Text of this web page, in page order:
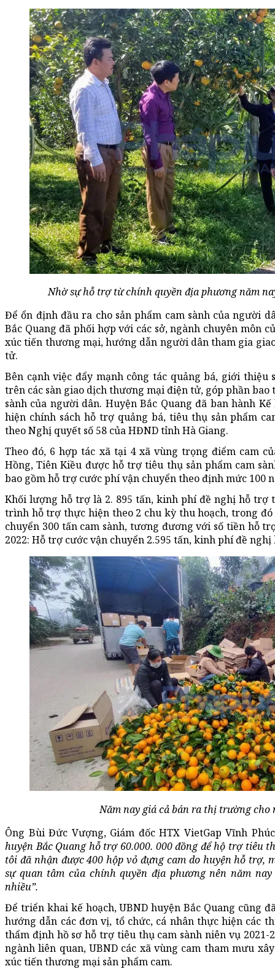
Nhờ sự hỗ trợ từ chính quyền địa phương năm
Để ổn định đầu ra cho sản phẩm cam sành của người
Bắc Quang đã phối hợp với các sở, ngành chuyên môn
xúc tiến thương mại, hướng dẫn người dân tham gia
tử.
Bên cạnh việc đẩy mạnh công tác quảng bá, giới thiệu
trên các sàn giao dịch thương mại điện tử, góp phần
sành của người dân. Huyện Bắc Quang đã ban hành
hiện chính sách hỗ trợ quảng bá, tiêu thụ sản phẩm
theo Nghị quyết số 58 của HĐND tỉnh Hà Giang.
Theo đó, 6 hợp tác xã tại 4 xã vùng trọng điểm cam
Hồng, Tiên Kiều được hỗ trợ tiêu thụ sản phẩm cam
bao gồm hỗ trợ cước phí vận chuyển theo định mức 100
Khối lượng hỗ trợ là 2. 895 tấn, kinh phí đề nghị hỗ trợ
trình hỗ trợ thực hiện theo 2 chu kỳ thu hoạch, trong
chuyển 300 tấn cam sành, tương đương với số tiền hỗ
2022: Hỗ trợ cước vận chuyển 2.595 tấn, kinh phí đề
Năm nay giá cả bán ra thị trường cho
Ông Bùi Đức Vượng, Giám đốc HTX VietGap Vĩnh
huyện Bắc Quang hỗ trợ 60.000. 000 đồng để hộ trợ tiêu
tôi đã nhận được 400 hộp vỏ đựng cam do huyện hỗ trợ,
sự quan tâm của chính quyền địa phương nên năm
nhiều”.
Để triển khai kế hoạch, UBND huyện Bắc Quang cũng
hướng dẫn các đơn vị, tổ chức, cá nhân thực hiện các
thẩm định hồ sơ hỗ trợ tiêu thụ cam sành niên vụ 2021-
ngành liên quan, UBND các xã vùng cam tham mưu
xúc tiến thương mại sản phẩm cam.